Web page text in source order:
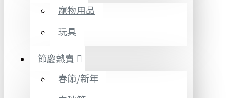
寵物用品
玩具
節慶熱賣
春節/新年